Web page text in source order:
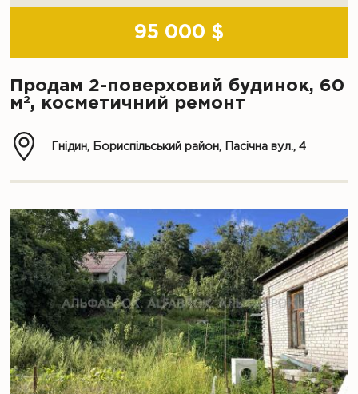
95 000 $
Продам 2-поверховий будинок, 60
м2, косметичний ремонт
Гнідин, Бориспільський район, Пасічна вул., 4